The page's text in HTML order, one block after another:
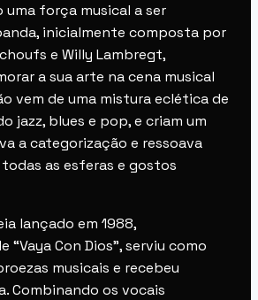
uma força musical a ser
inicialmente composta por
e Willy Lambregt,
a sua arte na cena musical
vem de uma mistura eclética de
jazz, blues e pop, e criam um
a categorização e ressoava
as esferas e gostos
lançado em 1988,
Con Dios”, serviu como
musicais e recebeu
Combinando os vocais